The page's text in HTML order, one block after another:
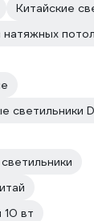
Китайские
10 вт